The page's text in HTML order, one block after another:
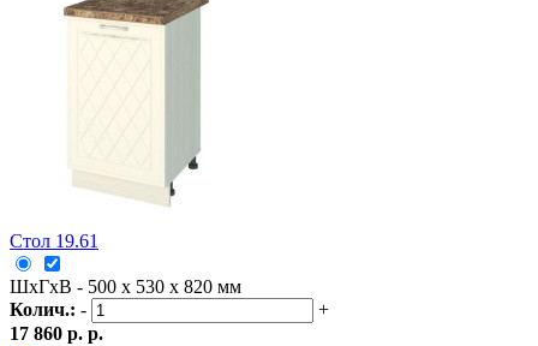
Стол 19.61
ШxГxВ - 500 x 530 x 820 мм
Колич.: -
+
17 860 р. р.